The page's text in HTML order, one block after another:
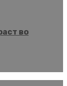
во